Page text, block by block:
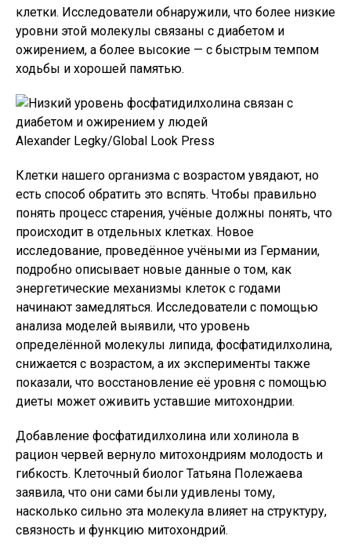
клетки. Исследователи обнаружили, что более низкие
уровни этой молекулы связаны с диабетом и
ожирением, а более высокие — с быстрым темпом
ходьбы и хорошей памятью.
Alexander Legky/Global Look Press
Клетки нашего организма с возрастом увядают, но
есть способ обратить это вспять. Чтобы правильно
понять процесс старения, учёные должны понять, что
происходит в отдельных клетках. Новое
исследование, проведённое учёными из Германии,
подробно описывает новые данные о том, как
энергетические механизмы клеток с годами
начинают замедляться. Исследователи с помощью
анализа моделей выявили, что уровень
определённой молекулы липида, фосфатидилхолина,
снижается с возрастом, а их эксперименты также
показали, что восстановление её уровня с помощью
диеты может оживить уставшие митохондрии.
Добавление фосфатидилхолина или холинола в
рацион червей вернуло митохондриям молодость и
гибкость. Клеточный биолог Татьяна Полежаева
заявила, что они сами были удивлены тому,
насколько сильно эта молекула влияет на структуру,
связность и функцию митохондрий.